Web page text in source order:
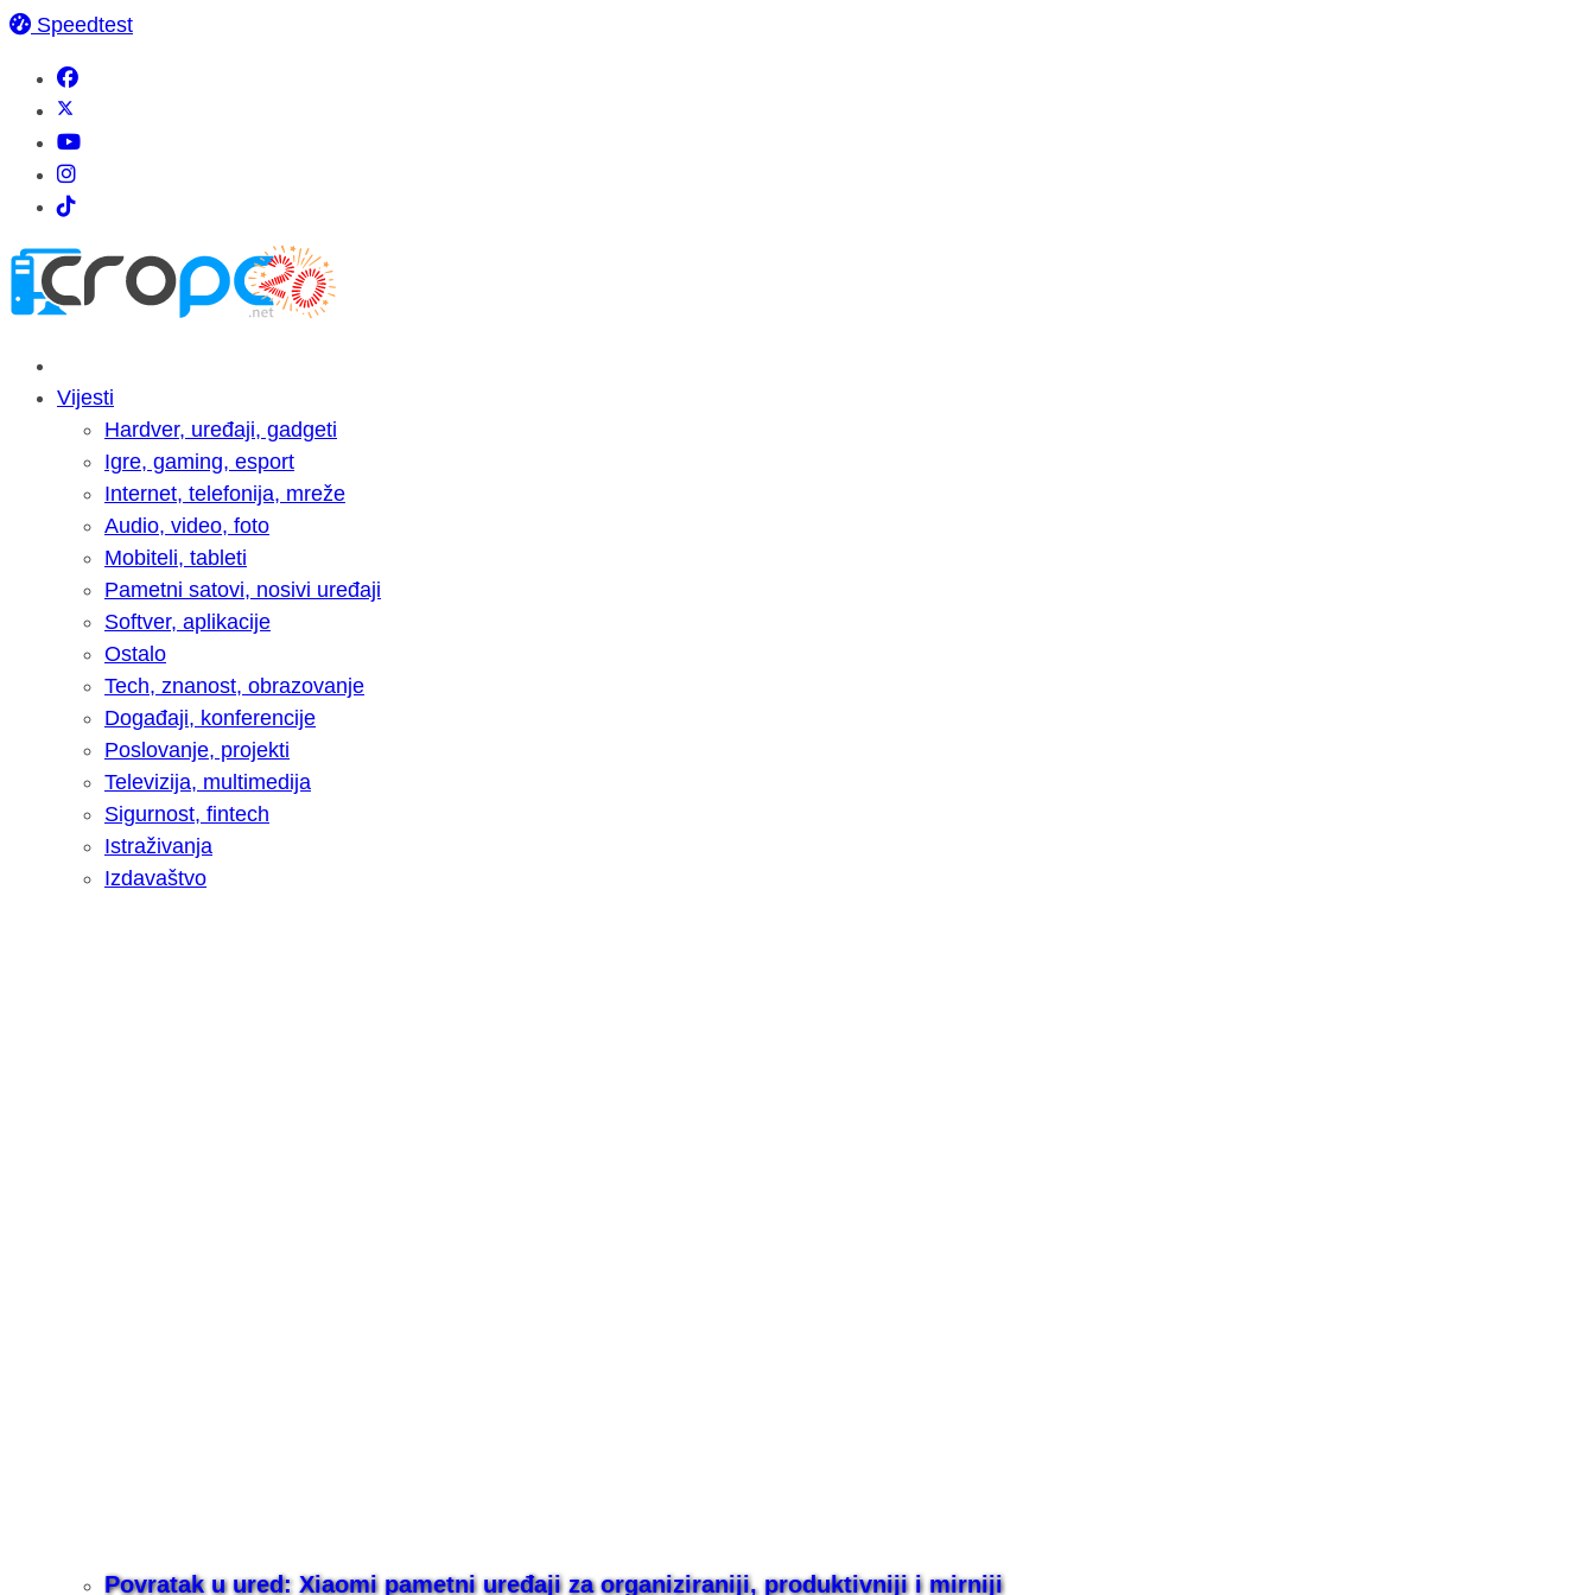
Speedtest
Vijesti
Hardver, uređaji, gadgeti
Igre, gaming, esport
Internet, telefonija, mreže
Audio, video, foto
Mobiteli, tableti
Pametni satovi, nosivi uređaji
Softver, aplikacije
Ostalo
Tech, znanost, obrazovanje
Događaji, konferencije
Poslovanje, projekti
Televizija, multimedija
Sigurnost, fintech
Istraživanja
Izdavaštvo
Povratak u ured: Xiaomi pametni uređaji za organiziraniji, produktivniji i mirniji